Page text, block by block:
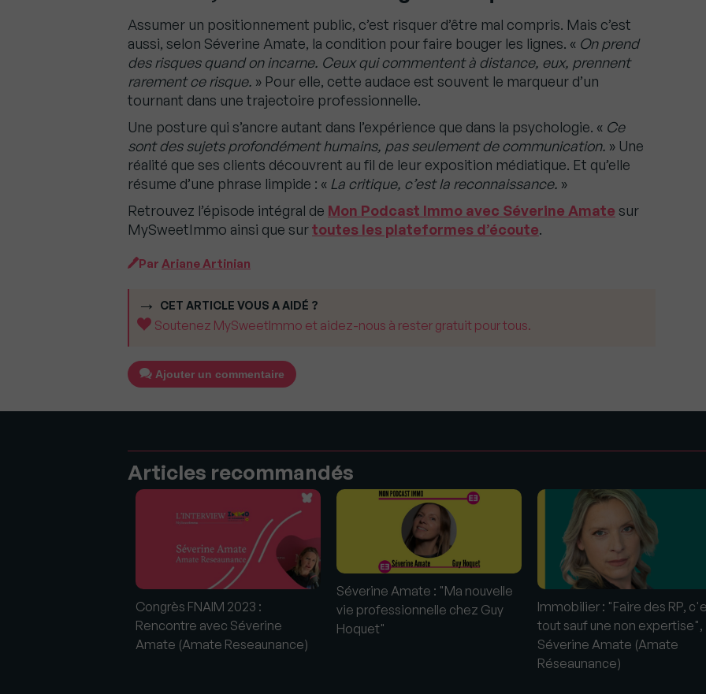
Assumer un positionnement public, c’est risquer d’être mal compris. Mais c’est
aussi, selon Séverine Amate, la condition pour faire bouger les lignes. « On prend
des risques quand on incarne. Ceux qui commentent à distance, eux, prennent
rarement ce risque. » Pour elle, cette audace est souvent le marqueur d’un
tournant dans une trajectoire professionnelle.
Une posture qui s’ancre autant dans l’expérience que dans la psychologie. « Ce
sont des sujets profondément humains, pas seulement de communication. » Une
réalité que ses clients découvrent au fil de leur exposition médiatique. Et qu’elle
résume d’une phrase limpide : « La critique, c’est la reconnaissance. »
Retrouvez l’épisode intégral de Mon Podcast Immo avec Séverine Amate sur
MySweetImmo ainsi que surtoutes les plateformes d’écoute.
Par Ariane Artinian
CET ARTICLE VOUS A AIDÉ ?
Soutenez MySweetImmo et aidez-nous à rester gratuit pour tous.
Ajouter un commentaire
Articles recommandés
Congrès FNAIM 2023 :
Rencontre avec Séverine
Amate (Amate Reseaunance)
Séverine Amate : "Ma nouvelle
vie professionnelle chez Guy
Hoquet"
Immobilier : "Faire des RP,
tout sauf une non expertise",
Séverine Amate (Amate
Réseaunance)